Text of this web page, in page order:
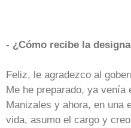
- ¿Cómo recibe la
Feliz, le agradezco al
Me he preparado, ya venía
Manizales y ahora, en una
vida, asumo el cargo y